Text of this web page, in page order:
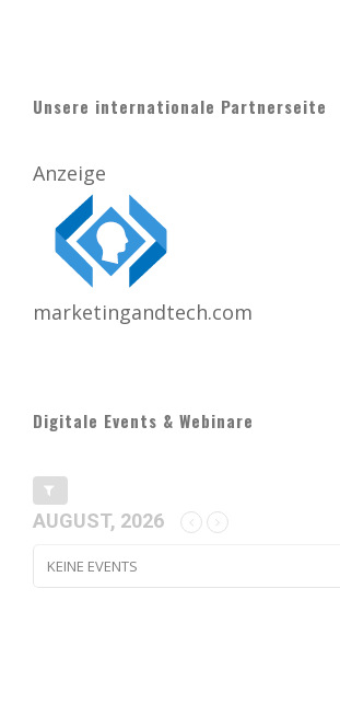
Unsere internationale Partnerseite
Anzeige
marketingandtech.com
Digitale Events & Webinare
AUGUST, 2026
KEINE EVENTS